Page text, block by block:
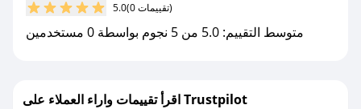
مع صحصح، تسوق بذكاء ووفّر على كل مشترياتك مع
كوبونات خصم حصرية من مسباح شاعر!
5.0 (0 تقييمات)
متوسط التقييم: 5.0 من 5 نجوم بواسطة 0 مستخدمين
اقرأ تقييمات واراء العملاء على Trustpilot